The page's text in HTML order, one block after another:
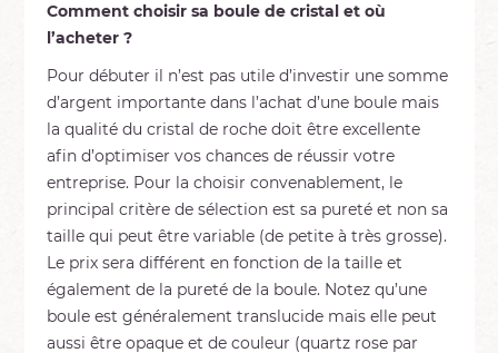
Comment choisir sa boule de cristal et où
l’acheter ?
Pour débuter il n’est pas utile d’investir une somme
d’argent importante dans l’achat d’une boule mais
la qualité du cristal de roche doit être excellente
afin d’optimiser vos chances de réussir votre
entreprise. Pour la choisir convenablement, le
principal critère de sélection est sa pureté et non sa
taille qui peut être variable (de petite à très grosse).
Le prix sera différent en fonction de la taille et
également de la pureté de la boule. Notez qu’une
boule est généralement translucide mais elle peut
aussi être opaque et de couleur (quartz rose par